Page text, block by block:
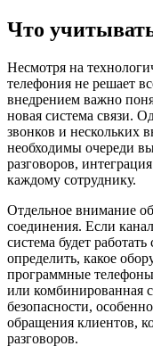
Что
Несмотря на
телефония не решает
внедрением важно
новая система связи.
звонков и нескольких
необходимы очереди
разговоров,
каждому сотруднику.
Отдельное внимание
соединения. Если
система будет
определить, какое
программные
или комбинированная
безопасности,
обращения клиентов,
разговоров.